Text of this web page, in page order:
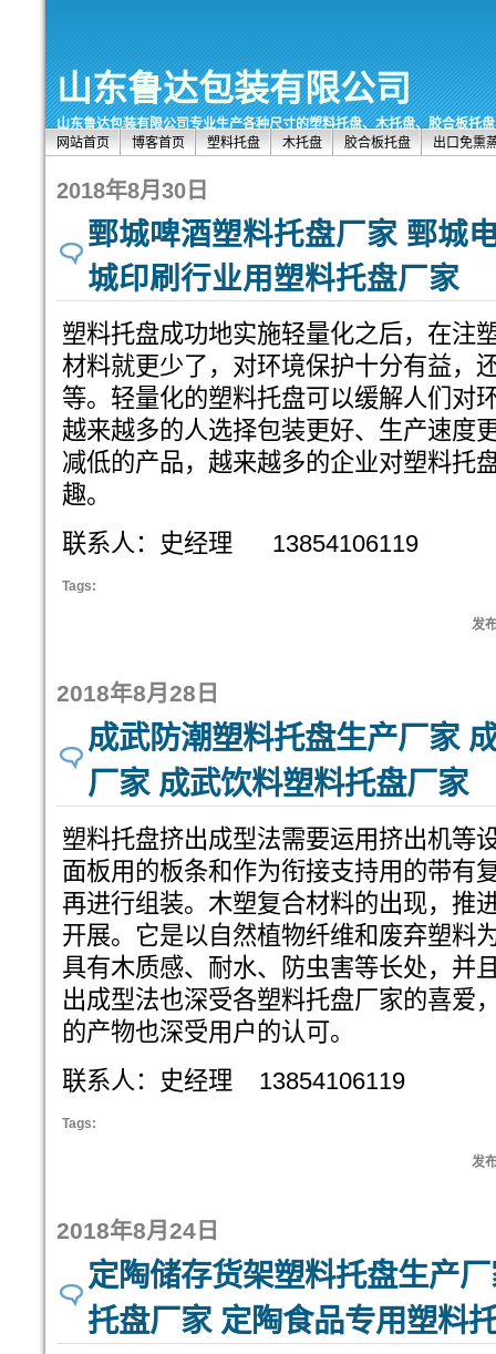
山东鲁达包装有限公司
山东鲁达包装有限公司专业生产各种尺寸的塑料托盘、木托盘、胶合板
网站首页
博客首页 塑料托盘 木托盘 胶合板托盘 出口免熏
2018年8月30日
鄄城啤酒塑料托盘厂家 鄄城
城印刷行业用塑料托盘厂家
塑料托盘成功地实施轻量化之后，在注
材料就更少了，对环境保护十分有益，
等。轻量化的塑料托盘可以缓解人们对
越来越多的人选择包装更好、生产速度
减低的产品，越来越多的企业对塑料托
趣。
联系人：史经理 13854106119
Tags:
发
2018年8月28日
成武防潮塑料托盘生产厂家
厂家 成武饮料塑料托盘厂家
塑料托盘挤出成型法需要运用挤出机等
面板用的板条和作为衔接支持用的带有
再进行组装。木塑复合材料的出现，推
开展。它是以自然植物纤维和废弃塑料
具有木质感、耐水、防虫害等长处，并
出成型法也深受各塑料托盘厂家的喜爱
的产物也深受用户的认可。
联系人：史经理 13854106119
Tags:
发
2018年8月24日
定陶储存货架塑料托盘生产
托盘厂家 定陶食品专用塑料